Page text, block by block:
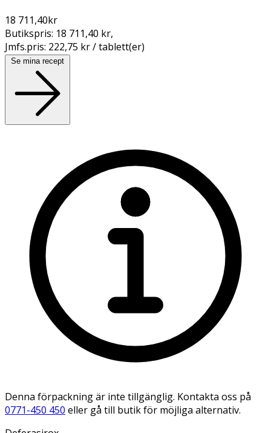
18 711,40kr
Butikspris: 18 711,40 kr,
Jmfs.pris: 222,75 kr / tablett(er)
Se mina recept
Denna förpackning är inte tillgänglig. Kontakta oss på
0771-450 450 eller gå till butik för möjliga alternativ.